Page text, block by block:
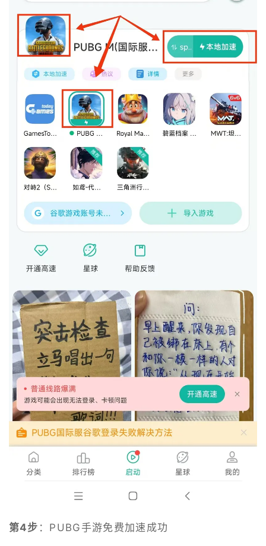
第4步 ：PUBG手游免费加速成功